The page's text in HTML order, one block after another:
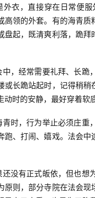
外衣，直接穿在日常便
高领的外套。有的海青
起，既清爽利落，跪拜
，经常需要礼拜、长跪
或长跪站起时，记得稍
时的安静，最好穿着软
时，行为举止必须庄
跑、打闹、嬉戏。法会
没有正式皈依，但也
原则，部分寺院在法会